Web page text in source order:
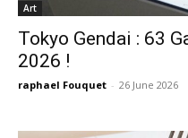
Art
Tokyo Gendai : 63
2026 !
raphael Fouquet - 26 June 2026